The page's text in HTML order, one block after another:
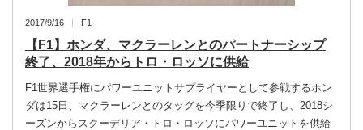
2017/9/16 F1
【F1】ホンダ、マクラーレンとのパートナーシップ
終了、2018年からトロ・ロッソに供給
F1世界選手権にパワーユニットサプライヤーとして参戦するホン
ダは15日、マクラーレンとのタッグを今季限りで終了し、2018シ
ーズンからスクーデリア・トロ・ロッソにパワーユニットを供給